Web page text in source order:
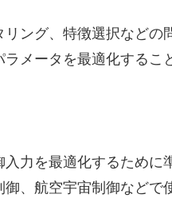
ング、特徴選択などの
メータを最適化するこ
力を最適化するために
、航空宇宙制御などで